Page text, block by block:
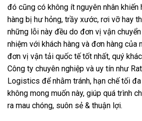
đó cũng có không ít nguyên nhân khiến
hàng bị hư hỏng, trầy xước, rơi vỡ hay
những lỗi này đều do đơn vị vận
nhiệm với khách hàng và đơn hàng của
đơn vị vận tải quốc tế tốt nhất, quý
Công ty chuyên nghiệp và uy tín như
Logistics để nhằm tránh, hạn chế tối
không mong muốn này, giúp quá trình
ra mau chóng, suôn sẻ & thuận lợi.